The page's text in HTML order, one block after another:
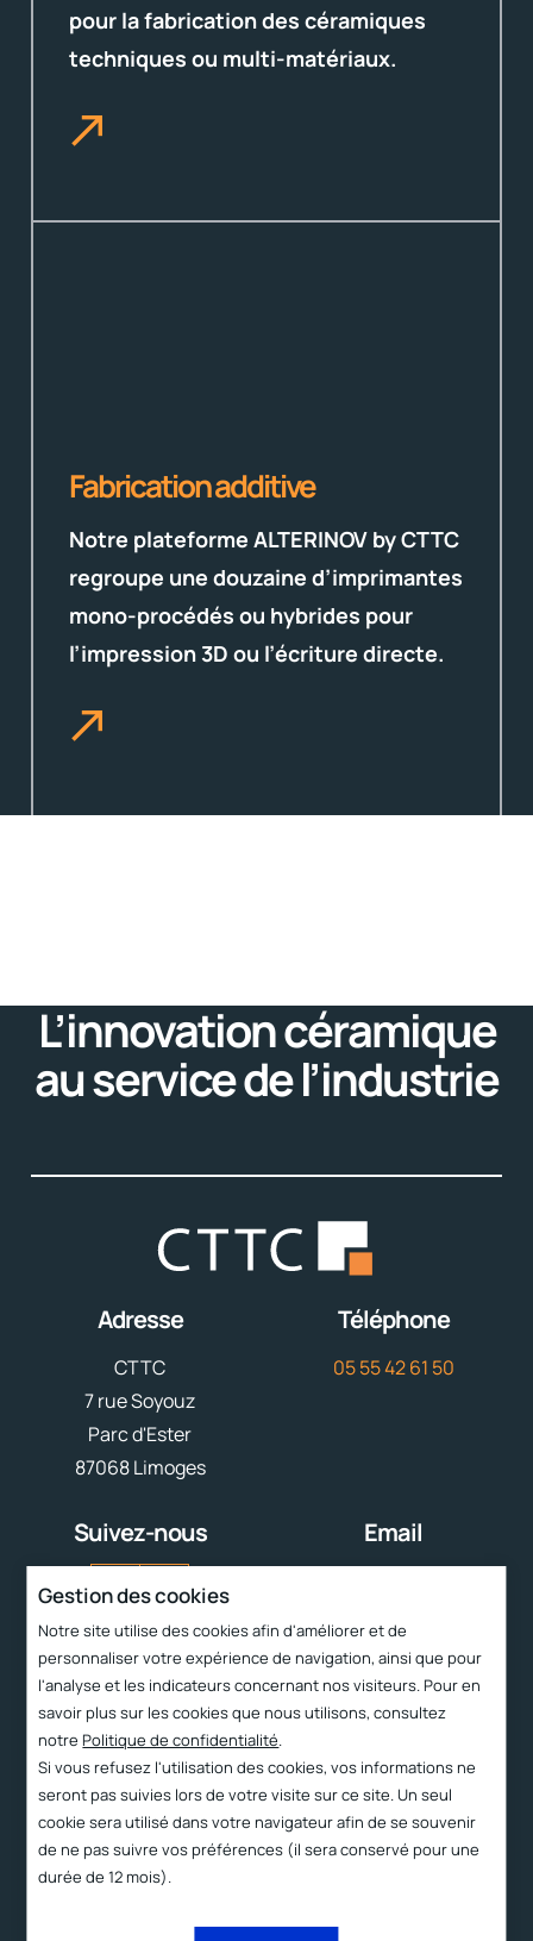
pour la fabrication des céramiques
techniques ou multi-matériaux.
Fabrication additive
Notre plateforme ALTERINOV by CTTC
regroupe une douzaine d’imprimantes
mono-procédés ou hybrides pour
l’impression 3D ou l’écriture directe.
L’innovation céramique
au service de l’industrie
Adresse
CTTC
7 rue Soyouz
Parc d'Ester
87068 Limoges
Téléphone
05 55 42 61 50
Suivez-nous Email
Liens rapides
Services
Le CTTC
Technologies
Produits
Contact et accès
légales
Gestion des cookies
Notre site utilise des cookies afin d'améliorer et de
personnaliser votre expérience de navigation, ainsi que pour
l'analyse et les indicateurs concernant nos visiteurs. Pour en
savoir plus sur les cookies que nous utilisons, consultez
notre Politique de confidentialité.
Si vous refusez l'utilisation des cookies, vos informations ne
seront pas suivies lors de votre visite sur ce site. Un seul
cookie sera utilisé dans votre navigateur afin de se souvenir
de ne pas suivre vos préférences (il sera conservé pour une
durée de 12 mois).